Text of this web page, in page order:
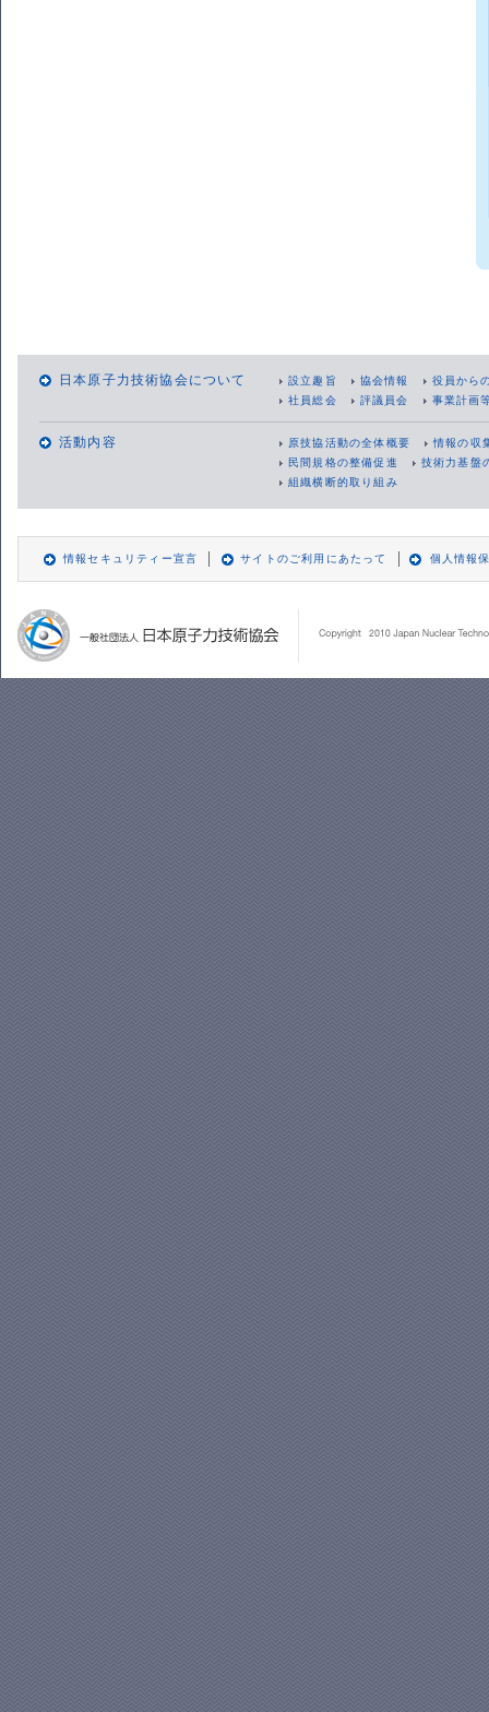
日本原子力技術協会について 設立趣旨 協会情報
役員から
社員総会
評議員会 事業計画
活動内容 原技協活動の全体概要
情報の収
民間規格の整備促進
技術力基盤
組織横断的取り組み
情報セキュリティー宣言 サイトのご利用にあたって 個人情報